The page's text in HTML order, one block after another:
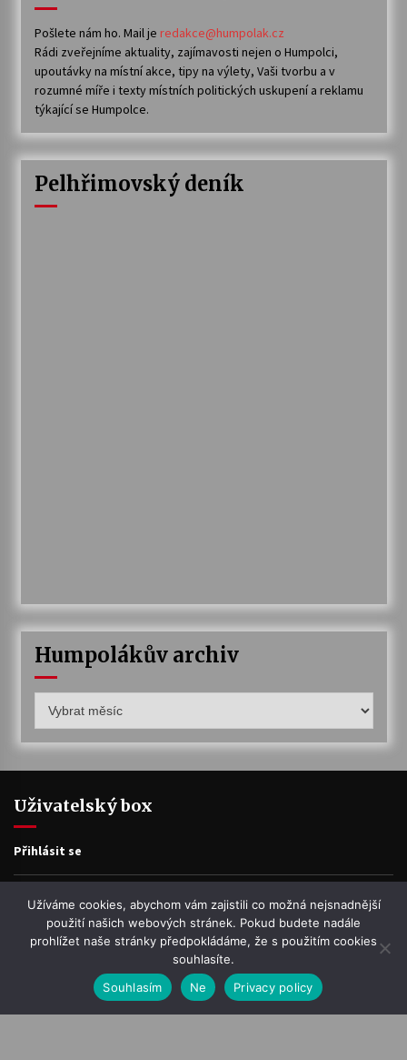
Pošlete nám ho. Mail je redakce@humpolak.cz
Rádi zveřejníme aktuality, zajímavosti nejen o Humpolci,
upoutávky na místní akce, tipy na výlety, Vaši tvorbu a v
rozumné míře i texty místních politických uskupení a reklamu
týkající se Humpolce.
Pelhřimovský deník
Humpolákův archiv
archiv
Uživatelský box
Přihlásit se
Zdroj kanálů (příspěvky)
Kanál komentářů
Česká lokalizace
Užíváme cookies, abychom vám zajistili co možná nejsnadnější
použití našich webových stránek. Pokud budete nadále
prohlížet naše stránky předpokládáme, že s použitím cookies
souhlasíte.
Souhlasím
Ne Privacy policy